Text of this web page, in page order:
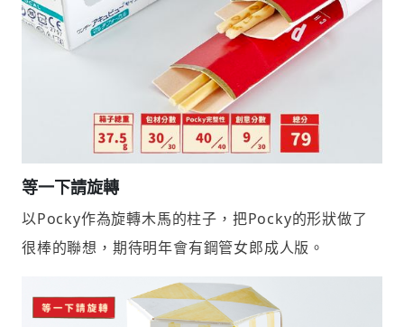
等一下請旋轉
以Pocky作為旋轉木馬的柱子，把Pocky的形狀做了
很棒的聯想，期待明年會有鋼管女郎成人版。